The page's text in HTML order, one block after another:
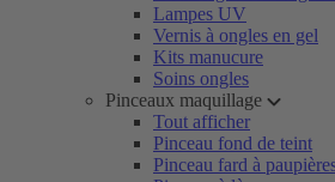
Lampes UV
Vernis à ongles en gel
Kits manucure
Soins ongles
Pinceaux maquillage
Tout afficher
Pinceau fond de teint
Pinceau fard à